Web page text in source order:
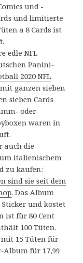
und -
und limitierte
a 8 Cards ist
edle NFL-
Panini-
2020 NFL
ganzen sieben
sieben Cards
oder
waren in
auch die
italienischem
zu kaufen:
sind sie seit dem
. Das Album
und kostet
ist für 80 Cent
100 Tüten.
mit 15 Tüten für
Album für 17,99